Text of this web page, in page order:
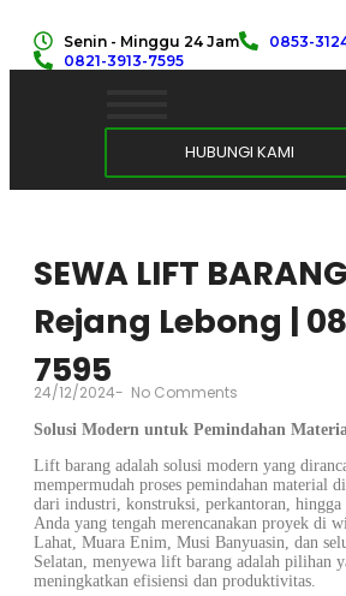
Senin - Minggu 24 Jam 0853-
0821-3913-7595
HUBUNGI KAMI
SEWA LIFT
Rejang Lebong |
7595
24/12/2024- No Comments
Solusi Modern untuk Pemindahan
Lift barang adalah solusi modern yang
mempermudah proses pemindahan material
dari industri, konstruksi, perkantoran, hingga
Anda yang tengah merencanakan proyek di
Lahat, Muara Enim, Musi Banyuasin, dan
Selatan, menyewa lift barang adalah pilihan
meningkatkan efisiensi dan produktivitas.